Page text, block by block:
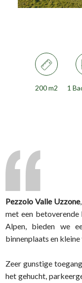
200 m2 1
Pezzolo Valle Uzzone
met een
Alpen, bieden we
binnenplaats en kleine
Zeer gunstige
het gehucht,